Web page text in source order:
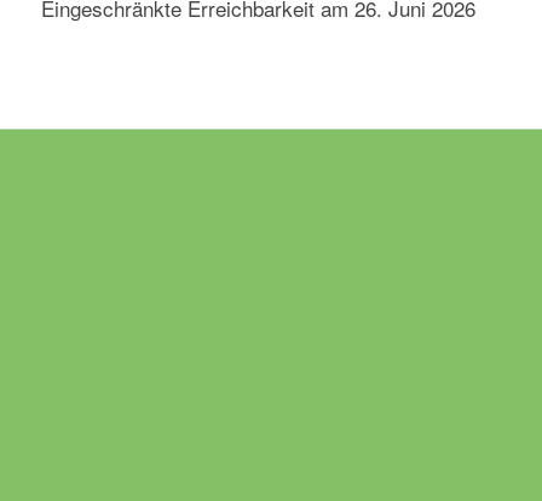
Eingeschränkte Erreichbarkeit am 26. Juni 2026